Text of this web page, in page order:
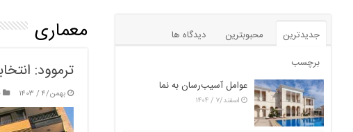
معماری
ترموود:
بهمن/۴ / ۱۴۰۳
جدیدترین محبوبترین
دیدگاه ها
برچسب
عوامل آسیب‌رسان به نما
اسفند/۷ / ۱۴۰۴